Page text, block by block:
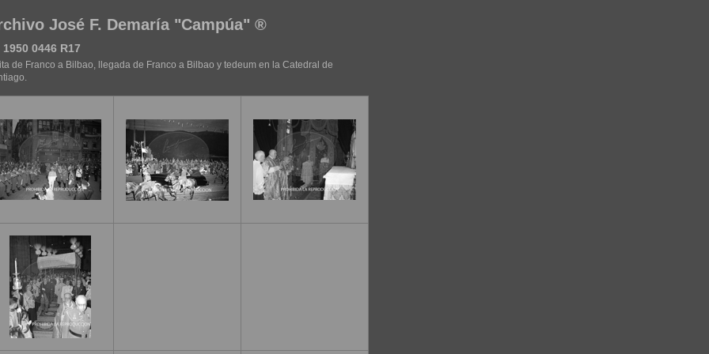
José F. Demaría "Campúa" ®
1950 0446 R17
de Franco a Bilbao, llegada de Franco a Bilbao y tedeum en la Catedral de